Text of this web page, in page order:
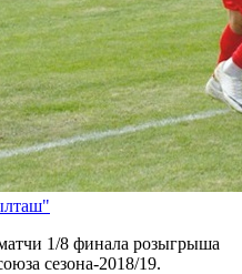
1/8 финала розыгрыша
сезона-2018/19.